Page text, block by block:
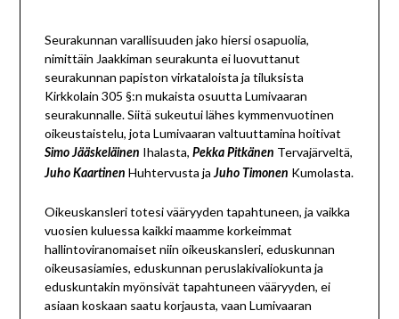
Seurakunnan varallisuuden jako hiersi osapuolia,
nimittäin Jaakkiman seurakunta ei luovuttanut
seurakunnan papiston virkataloista ja tiluksista
Kirkkolain 305 §:n mukaista osuutta Lumivaaran
seurakunnalle. Siitä sukeutui lähes kymmenvuotinen
oikeustaistelu, jota Lumivaaran valtuuttamina hoitivat
Simo Jääskeläinen Ihalasta, Pekka Pitkänen Tervajärveltä,
Juho Kaartinen Huhtervusta ja Juho Timonen Kumolasta.
Oikeuskansleri totesi vääryyden tapahtuneen, ja vaikka
vuosien kuluessa kaikki maamme korkeimmat
hallintoviranomaiset niin oikeuskansleri, eduskunnan
oikeusasiamies, eduskunnan peruslakivaliokunta ja
eduskuntakin myönsivät tapahtuneen vääryyden, ei
asiaan koskaan saatu korjausta, vaan Lumivaaran